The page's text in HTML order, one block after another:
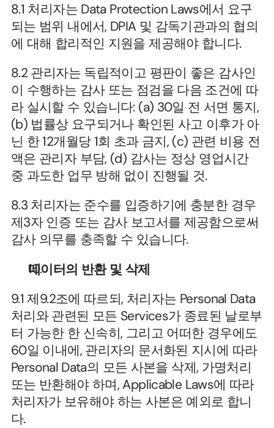
8.1 처리자는 Data Protection Laws에서 요구
되는 범위 내에서, DPIA 및 감독기관과의 협의
에 대해 합리적인 지원을 제공해야 합니다.
8.2 관리자는 독립적이고 평판이 좋은 감사인
이 수행하는 감사 또는 점검을 다음 조건에 따
라 실시할 수 있습니다: (a) 30일 전 서면 통지,
(b) 법률상 요구되거나 확인된 사고 이후가 아
닌 한 12개월당 1회 초과 금지, (c) 관련 비용 전
액은 관리자 부담, (d) 감사는 정상 영업시간
중 과도한 업무 방해 없이 진행될 것.
8.3 처리자는 준수를 입증하기에 충분한 경우
제3자 인증 또는 감사 보고서를 제공함으로써
감사 의무를 충족할 수 있습니다.
데이터의 반환 및 삭제
9.1 제9.2조에 따르되, 처리자는 Personal Data
처리와 관련된 모든 Services가 종료된 날로부
터 가능한 한 신속히, 그리고 어떠한 경우에도
60일 이내에, 관리자의 문서화된 지시에 따라
Personal Data의 모든 사본을 삭제, 가명처리
또는 반환해야 하며, Applicable Laws에 따라
처리자가 보유해야 하는 사본은 예외로 합니
다.